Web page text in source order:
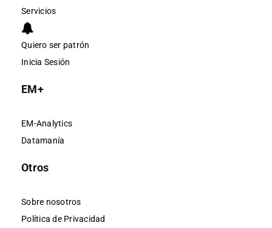
Servicios
Quiero ser patrón
Inicia Sesión
EM+
EM-Analytics
Datamanía
Otros
Sobre nosotros
Política de Privacidad